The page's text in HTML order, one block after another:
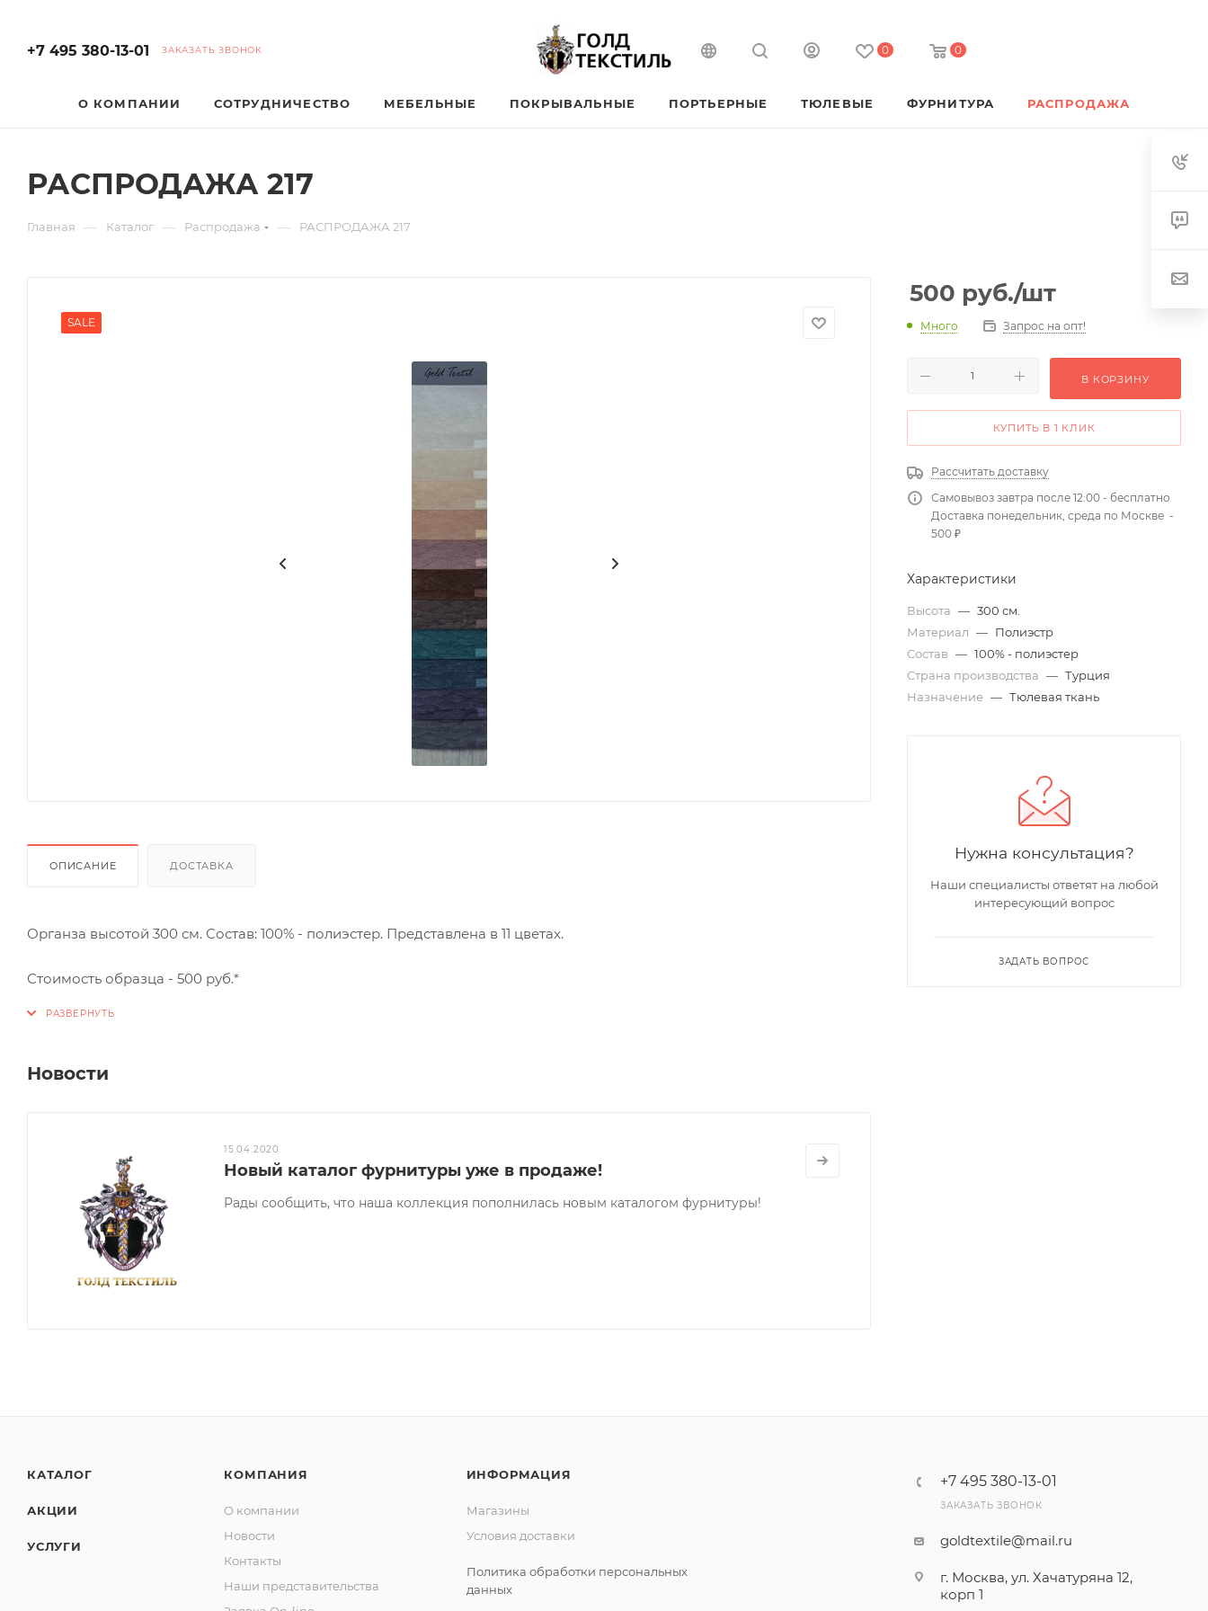
+7 495 380-13-01 ЗАКАЗАТЬ ЗВОНОК 0 0
О КОМПАНИИ СОТРУДНИЧЕСТВО МЕБЕЛЬНЫЕ ПОКРЫВАЛЬНЫЕ ПОРТЬЕРНЫЕ ТЮЛЕВЫЕ ФУРНИТУРА РАСПРОДАЖА
РАСПРОДАЖА 217
Главная — Каталог — Распродажа — РАСПРОДАЖА 217
SALE
ОПИСАНИЕ ДОСТАВКА
Органза высотой 300 см. Состав: 100% - полиэстер. Представлена в 11 цветах.
Стоимость образца - 500 руб.*
Новости
15.04.2020
Новый каталог фурнитуры уже в продаже!
Рады сообщить, что наша коллекция пополнилась новым каталогом фурнитуры!
500 руб./шт
Много Запрос на опт!
В КОРЗИНУ
КУПИТЬ В 1 КЛИК
Рассчитать доставку
Самовывоз завтра после 12:00 - бесплатно
Доставка понедельник, среда по Москве -
500 ₽
Характеристики
Высота — 300 см.
Материал — Полиэстр
Состав — 100% - полиэстер
Страна производства — Турция
Назначение — Тюлевая ткань
Нужна консультация?
Наши специалисты ответят на любой
интересующий вопрос
ЗАДАТЬ ВОПРОС
КАТАЛОГ
АКЦИИ
УСЛУГИ
КОМПАНИЯ
О компании
Новости
Контакты
Наши представительства
ИНФОРМАЦИЯ
Магазины
Условия доставки
Политика обработки персональных
данных
+7 495 380-13-01
ЗАКАЗАТЬ ЗВОНОК
goldtextile@mail.ru
г. Москва, ул. Хачатуряна 12,
корп 1